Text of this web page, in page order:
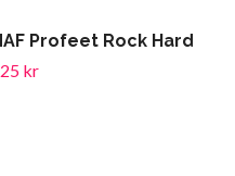
Profeet Rock Hard
kr